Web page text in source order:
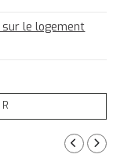
le logement